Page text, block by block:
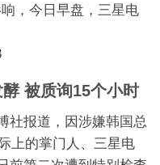
，今日早盘，三星电
被质询15个小时
社报道，因涉嫌韩国总
上的掌门人、三星电